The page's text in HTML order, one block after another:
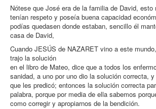
Nótese que José era de la familia de David, esto
tenían respeto y poseía buena capacidad
podías quedasen donde estaban, sencillo él
casa de David,
Cuando JESÚS de NAZARET vino a este
trajo la solución
en el libro de Mateo, dice que a todos los
sanidad, a uno por uno dio la solución correcta,
que les predicó; entonces la solución correcta
palabra, porque por media de ella sabemos
como corregir y apropiarnos de la bendición.